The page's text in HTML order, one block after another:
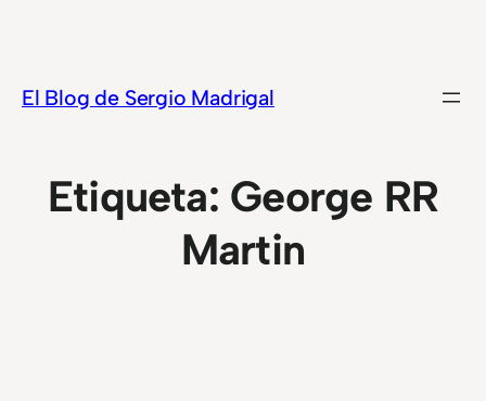
contenido
El Blog de Sergio Madrigal
Etiqueta: George RR
Martin